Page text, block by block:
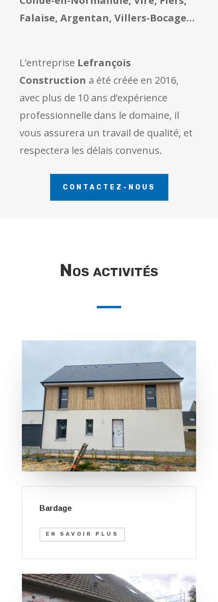
Falaise, Argentan, Villers-Bocage…
L’entreprise Lefrançois
Construction a été créée en 2016,
avec plus de 10 ans d’expérience
professionnelle dans le domaine, il
vous assurera un travail de qualité, et
respectera les délais convenus.
CONTACTEZ-NOUS
Nos activités
Bardage
EN SAVOIR PLUS